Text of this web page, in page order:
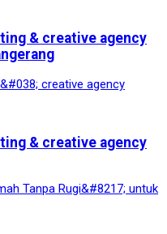
& creative agency
& creative agency